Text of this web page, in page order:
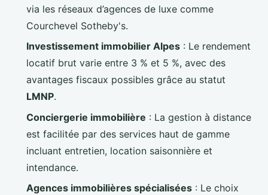
via les réseaux d’agences de luxe comme
Courchevel Sotheby's.
Investissement immobilier Alpes : Le rendement
locatif brut varie entre 3 % et 5 %, avec des
avantages fiscaux possibles grâce au statut
LMNP.
Conciergerie immobilière : La gestion à distance
est facilitée par des services haut de gamme
incluant entretien, location saisonnière et
intendance.
Agences immobilières spécialisées : Le choix